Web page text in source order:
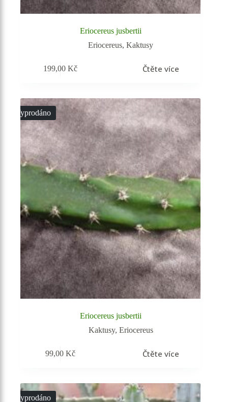
Eriocereus jusbertii
Eriocereus,Kaktusy
199,00Kč Čtěte více
Vyprodáno
Eriocereus jusbertii
Kaktusy, Eriocereus
99,00Kč Čtěte více
Vyprodáno